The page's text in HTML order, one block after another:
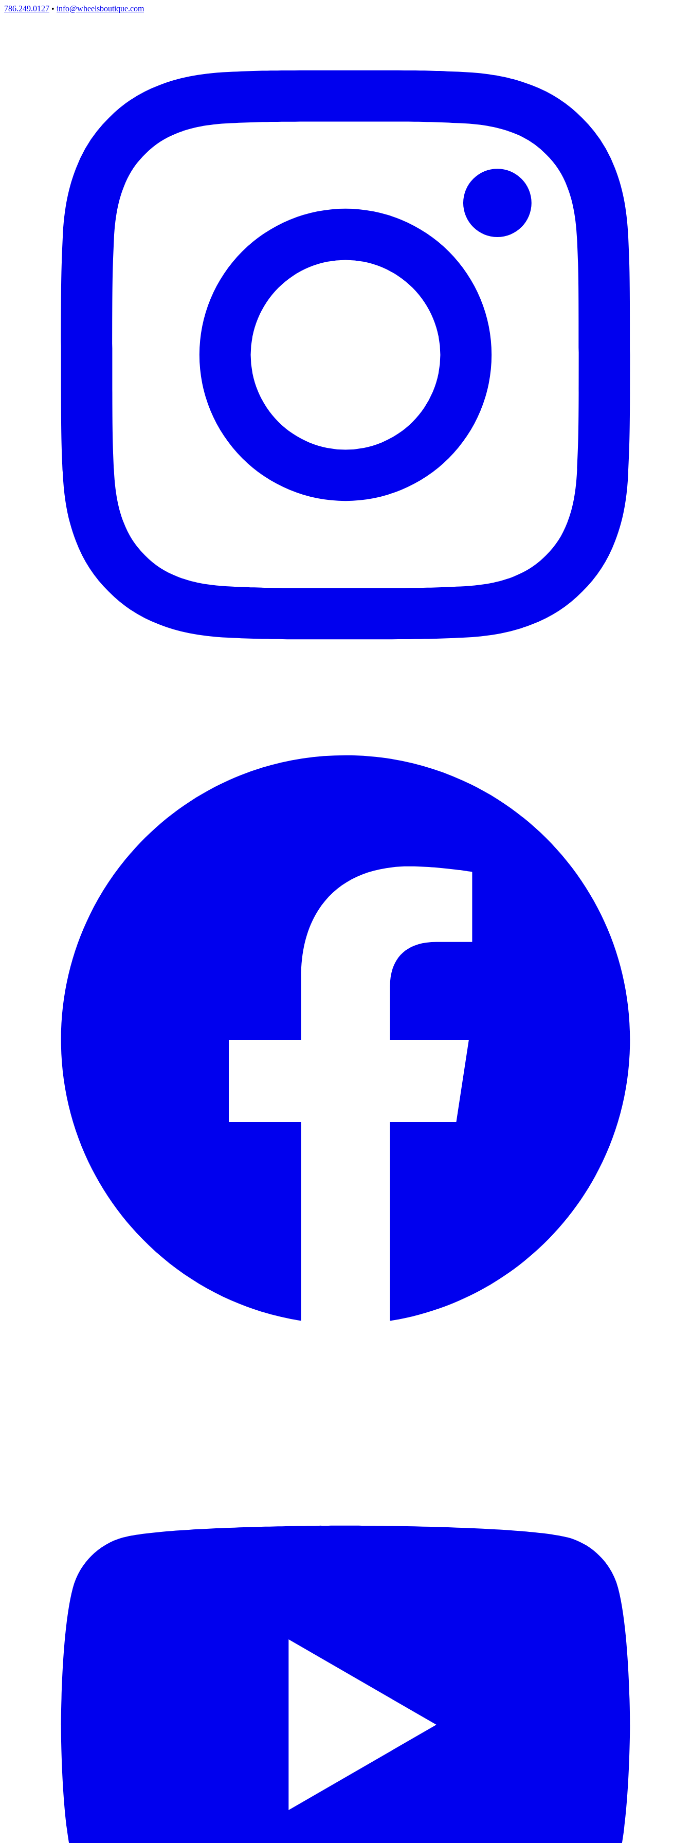
786.249.0127 • info@wheelsboutique.com